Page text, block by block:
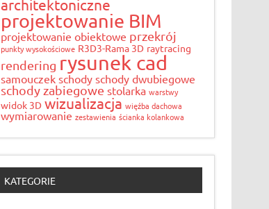
architektoniczne
projektowanie BIM
projektowanie obiektowe przekrój
punkty wysokościowe R3D3-Rama 3D raytracing
rendering rysunek cad
samouczek schody schody dwubiegowe
schody zabiegowe stolarka warstwy
widok 3D wizualizacja więźba dachowa
wymiarowanie zestawienia ścianka kolankowa
KATEGORIE